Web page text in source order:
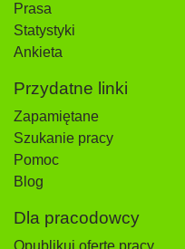
Prasa
Statystyki
Ankieta
Przydatne linki
Zapamiętane
Szukanie pracy
Pomoc
Blog
Dla pracodowcy
Opublikuj ofertę pracy